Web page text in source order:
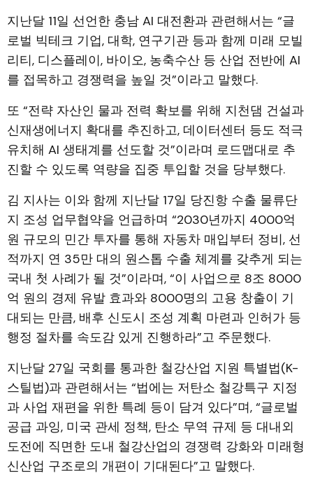
지난달 11일 선언한 충남 AI 대전환과 관련해서는 “글
로벌 빅테크 기업, 대학, 연구기관 등과 함께 미래 모빌
리티, 디스플레이, 바이오, 농축수산 등 산업 전반에 AI
를 접목하고 경쟁력을 높일 것”이라고 말했다.
또 “전략 자산인 물과 전력 확보를 위해 지천댐 건설과
신재생에너지 확대를 추진하고, 데이터센터 등도 적극
유치해 AI 생태계를 선도할 것”이라며 로드맵대로 추
진할 수 있도록 역량을 집중 투입할 것을 당부했다.
김 지사는 이와 함께 지난달 17일 당진항 수출 물류단
지 조성 업무협약을 언급하며 “2030년까지 4000억
원 규모의 민간 투자를 통해 자동차 매입부터 정비, 선
적까지 연 35만 대의 원스톱 수출 체계를 갖추게 되는
국내 첫 사례가 될 것”이라며, “이 사업으로 8조 8000
억 원의 경제 유발 효과와 8000명의 고용 창출이 기
대되는 만큼, 배후 신도시 조성 계획 마련과 인허가 등
행정 절차를 속도감 있게 진행하라”고 주문했다.
지난달 27일 국회를 통과한 철강산업 지원 특별법(K-
스틸법)과 관련해서는 “법에는 저탄소 철강특구 지정
과 사업 재편을 위한 특례 등이 담겨 있다”며, “글로벌
공급 과잉, 미국 관세 정책, 탄소 무역 규제 등 대내외
도전에 직면한 도내 철강산업의 경쟁력 강화와 미래형
신산업 구조로의 개편이 기대된다”고 말했다.